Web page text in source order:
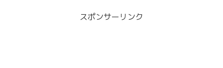
スポンサーリンク